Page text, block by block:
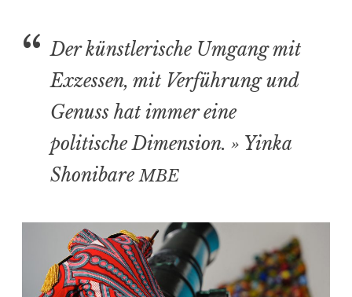
Der künst­le­rische Umgang mit
Exzessen, mit Verführung und
Genuss hat immer eine
politische Dimension. » Yinka
Shonibare MBE